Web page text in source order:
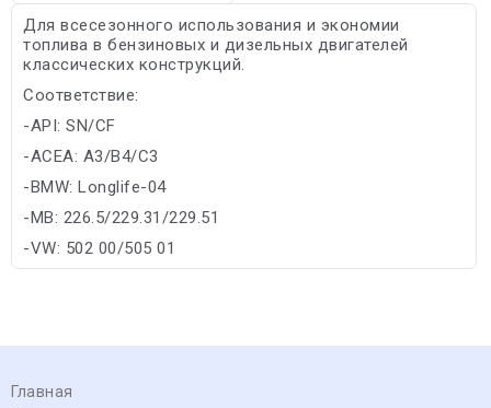
Для всесезонного использования и экономии
топлива в бензиновых и дизельных двигателей
классических конструкций.
Соответствие:
-API: SN/CF
-ACEA: A3/B4/C3
-BMW: Longlife-04
-MB: 226.5/229.31/229.51
-VW: 502 00/505 01
Главная